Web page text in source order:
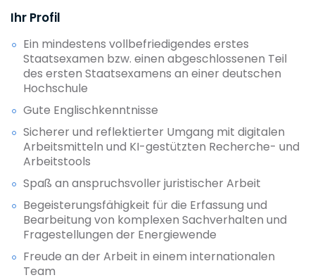
Ihr Profil
Ein mindestens vollbefriedigendes erstes
Staatsexamen bzw. einen abgeschlossenen Teil
des ersten Staatsexamens an einer deutschen
Hochschule
Gute Englischkenntnisse
Sicherer und reflektierter Umgang mit digitalen
Arbeitsmitteln und KI-gestützten Recherche- und
Arbeitstools
Spaß an anspruchsvoller juristischer Arbeit
Begeisterungsfähigkeit für die Erfassung und
Bearbeitung von komplexen Sachverhalten und
Fragestellungen der Energiewende
Freude an der Arbeit in einem internationalen
Team